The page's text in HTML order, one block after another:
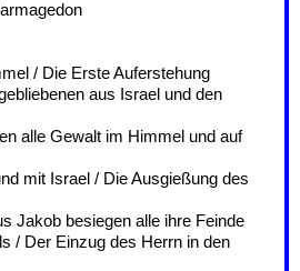
/ Die Erste Auferstehung
aus Israel und den
alle Gewalt im Himmel und auf
mit Israel / Die Ausgießung des
Jakob besiegen alle ihre Feinde
/ Der Einzug des Herrn in den